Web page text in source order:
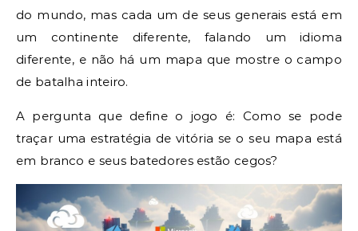
do mundo, mas cada um de seus generais está em
um continente diferente, falando um idioma
diferente, e não há um mapa que mostre o campo
de batalha inteiro.
A pergunta que define o jogo é: Como se pode
traçar uma estratégia de vitória se o seu mapa está
em branco e seus batedores estão cegos?